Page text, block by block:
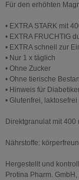
Für den erhöhten
• EXTRA STARK mit
• EXTRA FRUCHTIG
• EXTRA schnell zur
• Nur 1 x täglich
• Ohne Zucker
• Ohne tierische
• Hinweis für
• Glutenfrei, laktosefrei
Direktgranulat mit
Nährstoffe:
Hergestellt und
Protina Pharm.